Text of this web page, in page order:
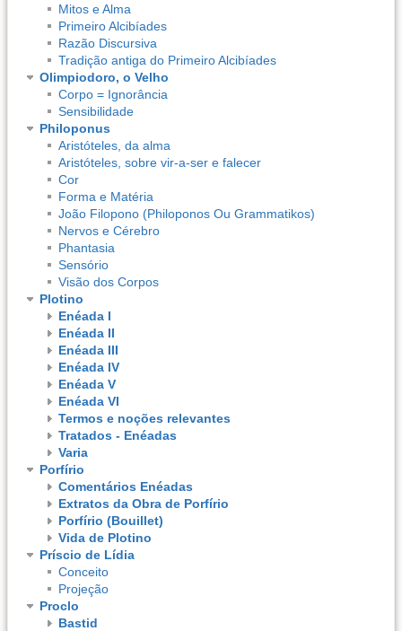
Mitos e Alma
Primeiro Alcibíades
Razão Discursiva
Tradição antiga do Primeiro Alcibíades
Olimpiodoro, o Velho
Corpo = Ignorância
Sensibilidade
Philoponus
Aristóteles, da alma
Aristóteles, sobre vir-a-ser e falecer
Cor
Forma e Matéria
João Filopono (Philoponos Ou Grammatikos)
Nervos e Cérebro
Phantasia
Sensório
Visão dos Corpos
Plotino
Enéada I
Enéada II
Enéada III
Enéada IV
Enéada V
Enéada VI
Termos e noções relevantes
Tratados - Enéadas
Varia
Porfírio
Comentários Enéadas
Extratos da Obra de Porfírio
Porfírio (Bouillet)
Vida de Plotino
Príscio de Lídia
Conceito
Projeção
Proclo
Bastid